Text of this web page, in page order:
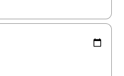
zijn, maak je een keuze